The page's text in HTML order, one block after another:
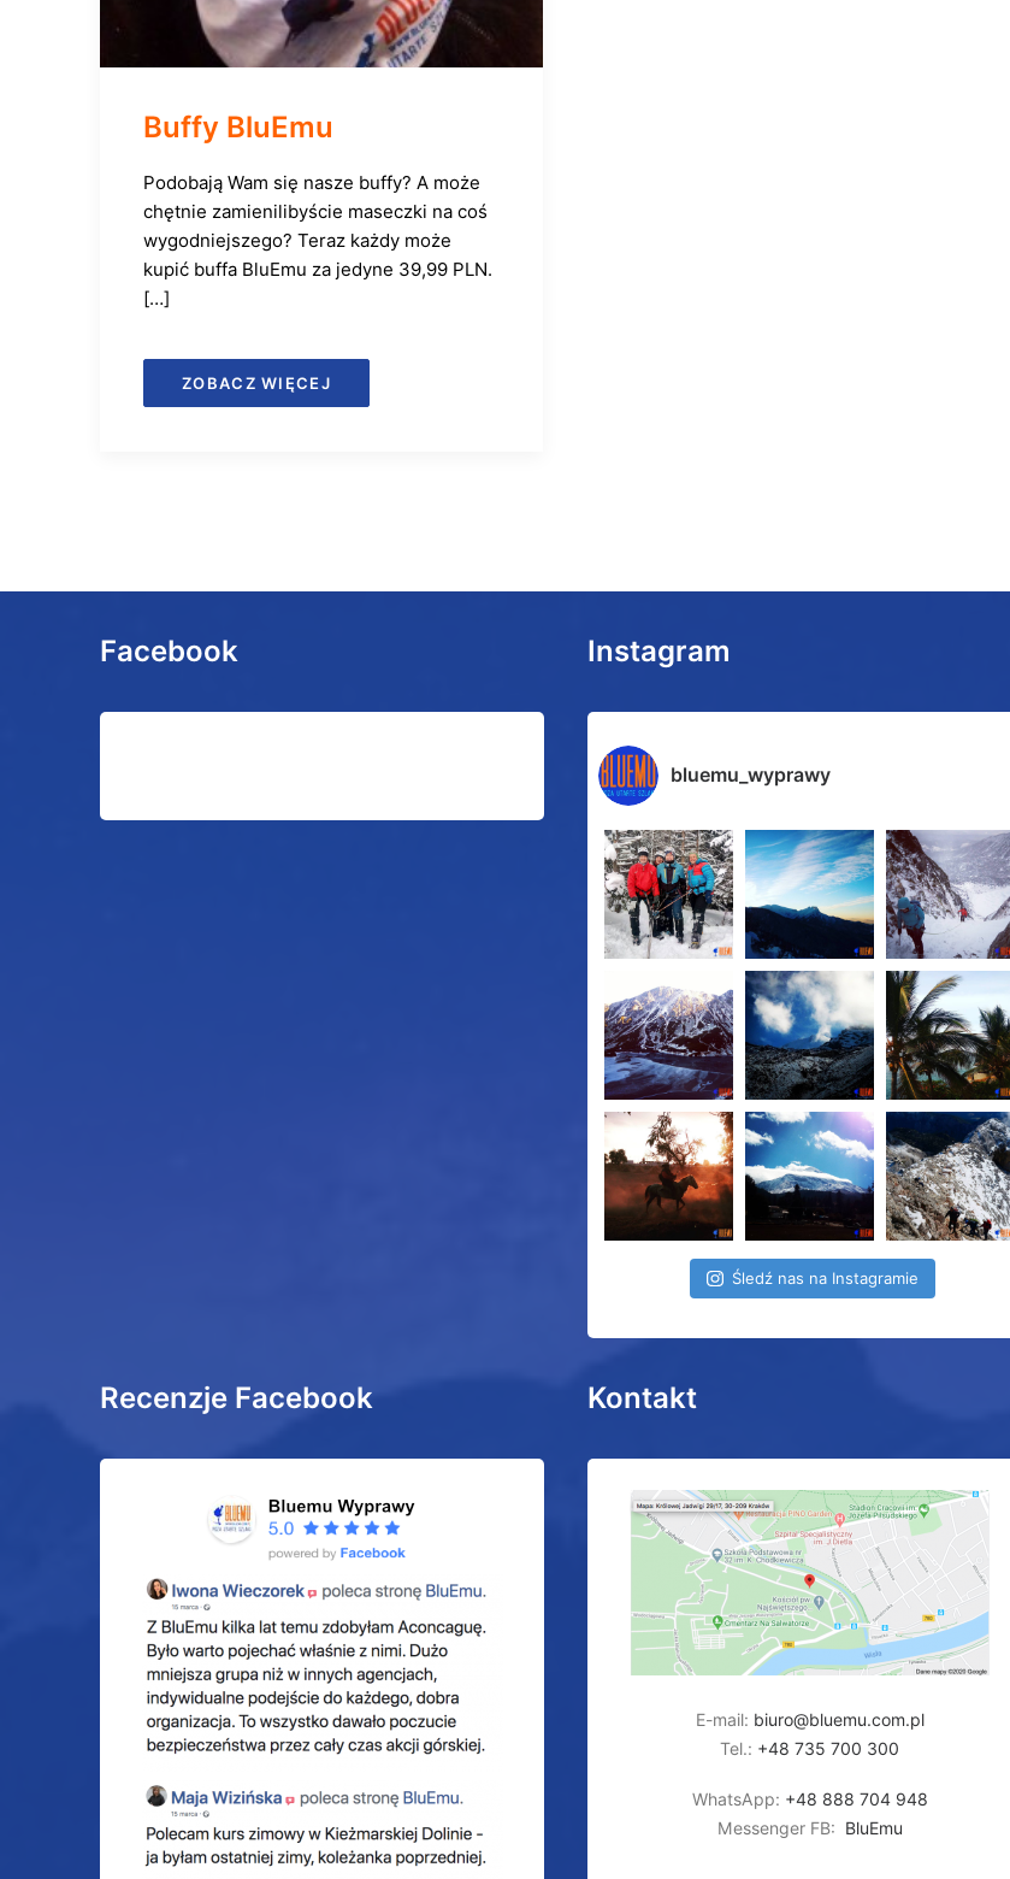
Buffy BluEmu
Podobają Wam się nasze buffy? A może
chętnie zamienilibyście maseczki na coś
wygodniejszego? Teraz każdy może
kupić buffa BluEmu za jedyne 39,99 PLN.
[…]
ZOBACZ WIĘCEJ
Facebook Instagram
bluemu_wyprawy
Śledź nas na Instagramie
Recenzje Facebook Kontakt
E-mail: biuro@bluemu.com.pl
Tel.: +48 735 700 300
WhatsApp: +48 888 704 948
Messenger FB: BluEmu